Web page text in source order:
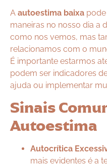
A autoestima baixa
maneiras no nosso dia a
como nos vemos, mas
relacionamos com o
É importante estarmos
podem ser indicadores
ajuda ou implementar
Sinais
Autoestima
Autocrítica
mais evidentes é a